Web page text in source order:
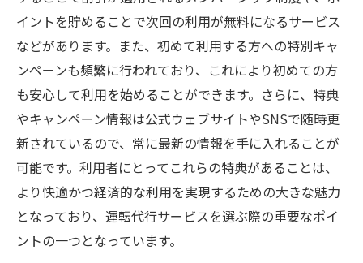
イントを貯めることで次回の利用が無料になるサービス
などがあります。また、初めて利用する方への特別キャ
ンペーンも頻繁に行われており、これにより初めての方
も安心して利用を始めることができます。さらに、特典
やキャンペーン情報は公式ウェブサイトやSNSで随時更
新されているので、常に最新の情報を手に入れることが
可能です。利用者にとってこれらの特典があることは、
より快適かつ経済的な利用を実現するための大きな魅力
となっており、運転代行サービスを選ぶ際の重要なポイ
ントの一つとなっています。